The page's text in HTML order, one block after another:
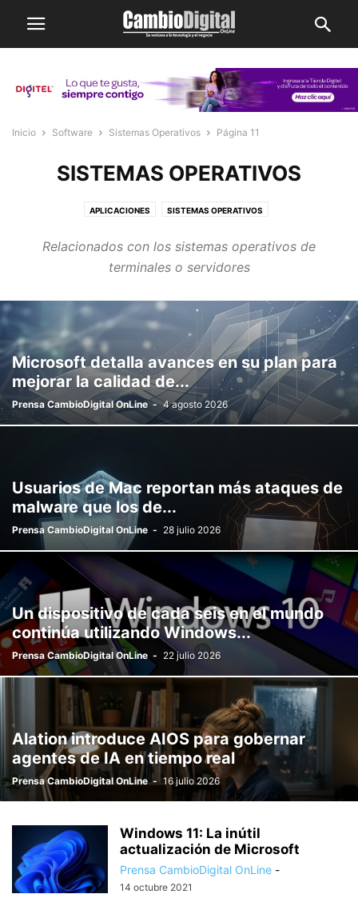
Inicio Software Sistemas Operativos Página 11
SISTEMAS OPERATIVOS
APLICACIONES SISTEMAS OPERATIVOS
Relacionados con los sistemas operativos de
terminales o servidores
Microsoft detalla avances en su plan para
mejorar la calidad de...
Prensa CambioDigital OnLine - 4 agosto 2026
Usuarios de Mac reportan más ataques de
malware que los de...
Prensa CambioDigital OnLine - 28 julio 2026
Un dispositivo de cada seis en el mundo
continúa utilizando Windows...
Prensa CambioDigital OnLine - 22 julio 2026
Alation introduce AIOS para gobernar
agentes de IA en tiempo real
Prensa CambioDigital OnLine - 16 julio 2026
Windows 11: La inútil
actualización de Microsoft
Prensa CambioDigital OnLine -
14 octubre 2021